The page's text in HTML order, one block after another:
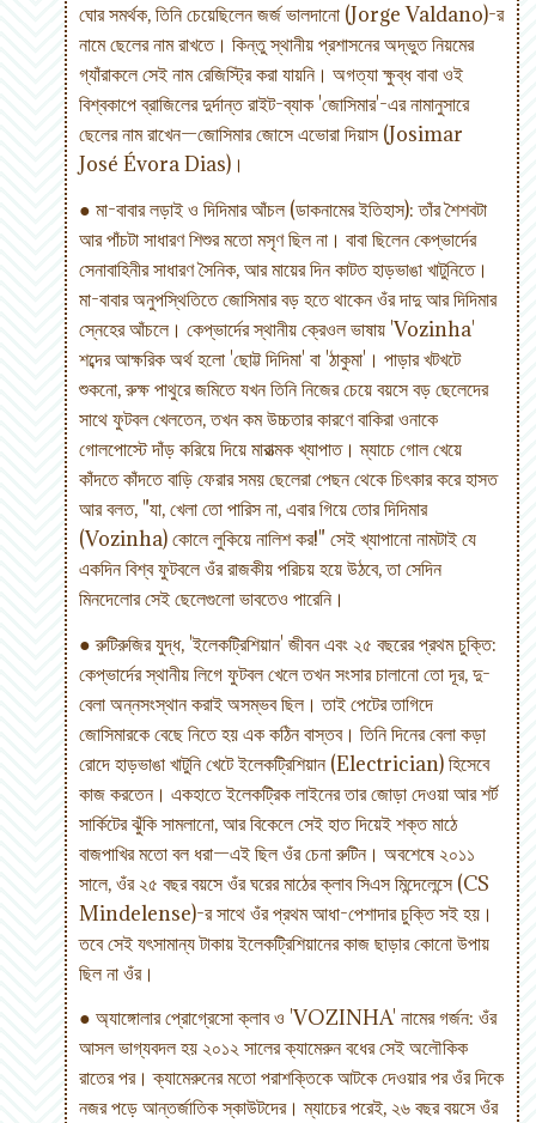
ঘোর সমর্থক, তিনি চেয়েছিলেন জর্জ ভালদানো (Jorge Valdano)-র
নামে ছেলের নাম রাখতে। কিন্তু স্থানীয় প্রশাসনের অদ্ভুত নিয়মের
গ্যাঁরাকলে সেই নাম রেজিস্ট্রি করা যায়নি। অগত্যা ক্ষুব্ধ বাবা ওই
বিশ্বকাপে ব্রাজিলের দুর্দান্ত রাইট-ব্যাক 'জোসিমার'-এর নামানুসারে
ছেলের নাম রাখেন—জোসিমার জোসে এভোরা দিয়াস (Josimar
José Évora Dias)।
● মা-বাবার লড়াই ও দিদিমার আঁচল (ডাকনামের ইতিহাস): তাঁর শৈশবটা
আর পাঁচটা সাধারণ শিশুর মতো মসৃণ ছিল না। বাবা ছিলেন কেপ্ভার্দের
সেনাবাহিনীর সাধারণ সৈনিক, আর মায়ের দিন কাটত হাড়ভাঙা খাটুনিতে।
মা-বাবার অনুপস্থিতিতে জোসিমার বড় হতে থাকেন ওঁর দাদু আর দিদিমার
স্নেহের আঁচলে। কেপ্ভার্দের স্থানীয় ক্রেওল ভাষায় 'Vozinha'
শব্দের আক্ষরিক অর্থ হলো 'ছোট্ট দিদিমা' বা 'ঠাকুমা'। পাড়ার খটখটে
শুকনো, রুক্ষ পাথুরে জমিতে যখন তিনি নিজের চেয়ে বয়সে বড় ছেলেদের
সাথে ফুটবল খেলতেন, তখন কম উচ্চতার কারণে বাকিরা ওনাকে
গোলপোস্টে দাঁড় করিয়ে দিয়ে মারাত্মক খ্যাপাত। ম্যাচে গোল খেয়ে
কাঁদতে কাঁদতে বাড়ি ফেরার সময় ছেলেরা পেছন থেকে চিৎকার করে হাসত
আর বলত, "যা, খেলা তো পারিস না, এবার গিয়ে তোর দিদিমার
(Vozinha) কোলে লুকিয়ে নালিশ কর!" সেই খ্যাপানো নামটাই যে
একদিন বিশ্ব ফুটবলে ওঁর রাজকীয় পরিচয় হয়ে উঠবে, তা সেদিন
মিনদেলোর সেই ছেলেগুলো ভাবতেও পারেনি।
● রুটিরুজির যুদ্ধ, 'ইলেকট্রিশিয়ান' জীবন এবং ২৫ বছরের প্রথম চুক্তি:
কেপ্ভার্দের স্থানীয় লিগে ফুটবল খেলে তখন সংসার চালানো তো দূর, দু-
বেলা অন্নসংস্থান করাই অসম্ভব ছিল। তাই পেটের তাগিদে
জোসিমারকে বেছে নিতে হয় এক কঠিন বাস্তব। তিনি দিনের বেলা কড়া
রোদে হাড়ভাঙা খাটুনি খেটে ইলেকট্রিশিয়ান (Electrician) হিসেবে
কাজ করতেন। একহাতে ইলেকট্রিক লাইনের তার জোড়া দেওয়া আর শর্ট
সার্কিটের ঝুঁকি সামলানো, আর বিকেলে সেই হাত দিয়েই শক্ত মাঠে
বাজপাখির মতো বল ধরা—এই ছিল ওঁর চেনা রুটিন। অবশেষে ২০১১
সালে, ওঁর ২৫ বছর বয়সে ওঁর ঘরের মাঠের ক্লাব সিএস মিন্দেলেন্সে (CS
Mindelense)-র সাথে ওঁর প্রথম আধা-পেশাদার চুক্তি সই হয়।
তবে সেই যৎসামান্য টাকায় ইলেকট্রিশিয়ানের কাজ ছাড়ার কোনো উপায়
ছিল না ওঁর।
● অ্যাঙ্গোলার প্রোগ্রেসো ক্লাব ও 'VOZINHA' নামের গর্জন: ওঁর
আসল ভাগ্যবদল হয় ২০১২ সালের ক্যামেরুন বধের সেই অলৌকিক
রাতের পর। ক্যামেরুনের মতো পরাশক্তিকে আটকে দেওয়ার পর ওঁর দিকে
নজর পড়ে আন্তর্জাতিক স্কাউটদের। ম্যাচের পরেই, ২৬ বছর বয়সে ওঁর